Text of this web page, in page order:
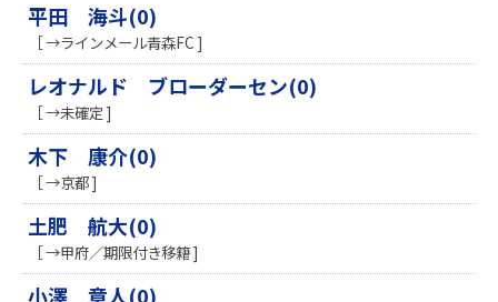
平田 海斗(0)
［ →ラインメール青森FC ]
レオナルド ブローダーセン(0)
［ →未確定 ]
木下 康介(0)
［ →京都 ]
土肥 航大(0)
［ →甲府／期限付き移籍 ]
小澤 章人(0)